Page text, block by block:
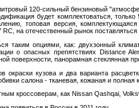
120-сильный бензиновый
будет комплектоваться,
топовая версия,
на отечественный рынок поставляться
таким опциями, как: двухзонный
о опасных препятствиях Distance
поверхности, панорамная стеклянная
окраски кузова и два варианта
салона - тканевая, кожаная и
кроссоверам, как Nissan Qashqai,